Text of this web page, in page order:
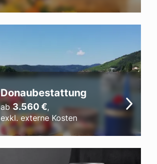
Donaubestattung
ab3.560€,
exkl. externe Kosten